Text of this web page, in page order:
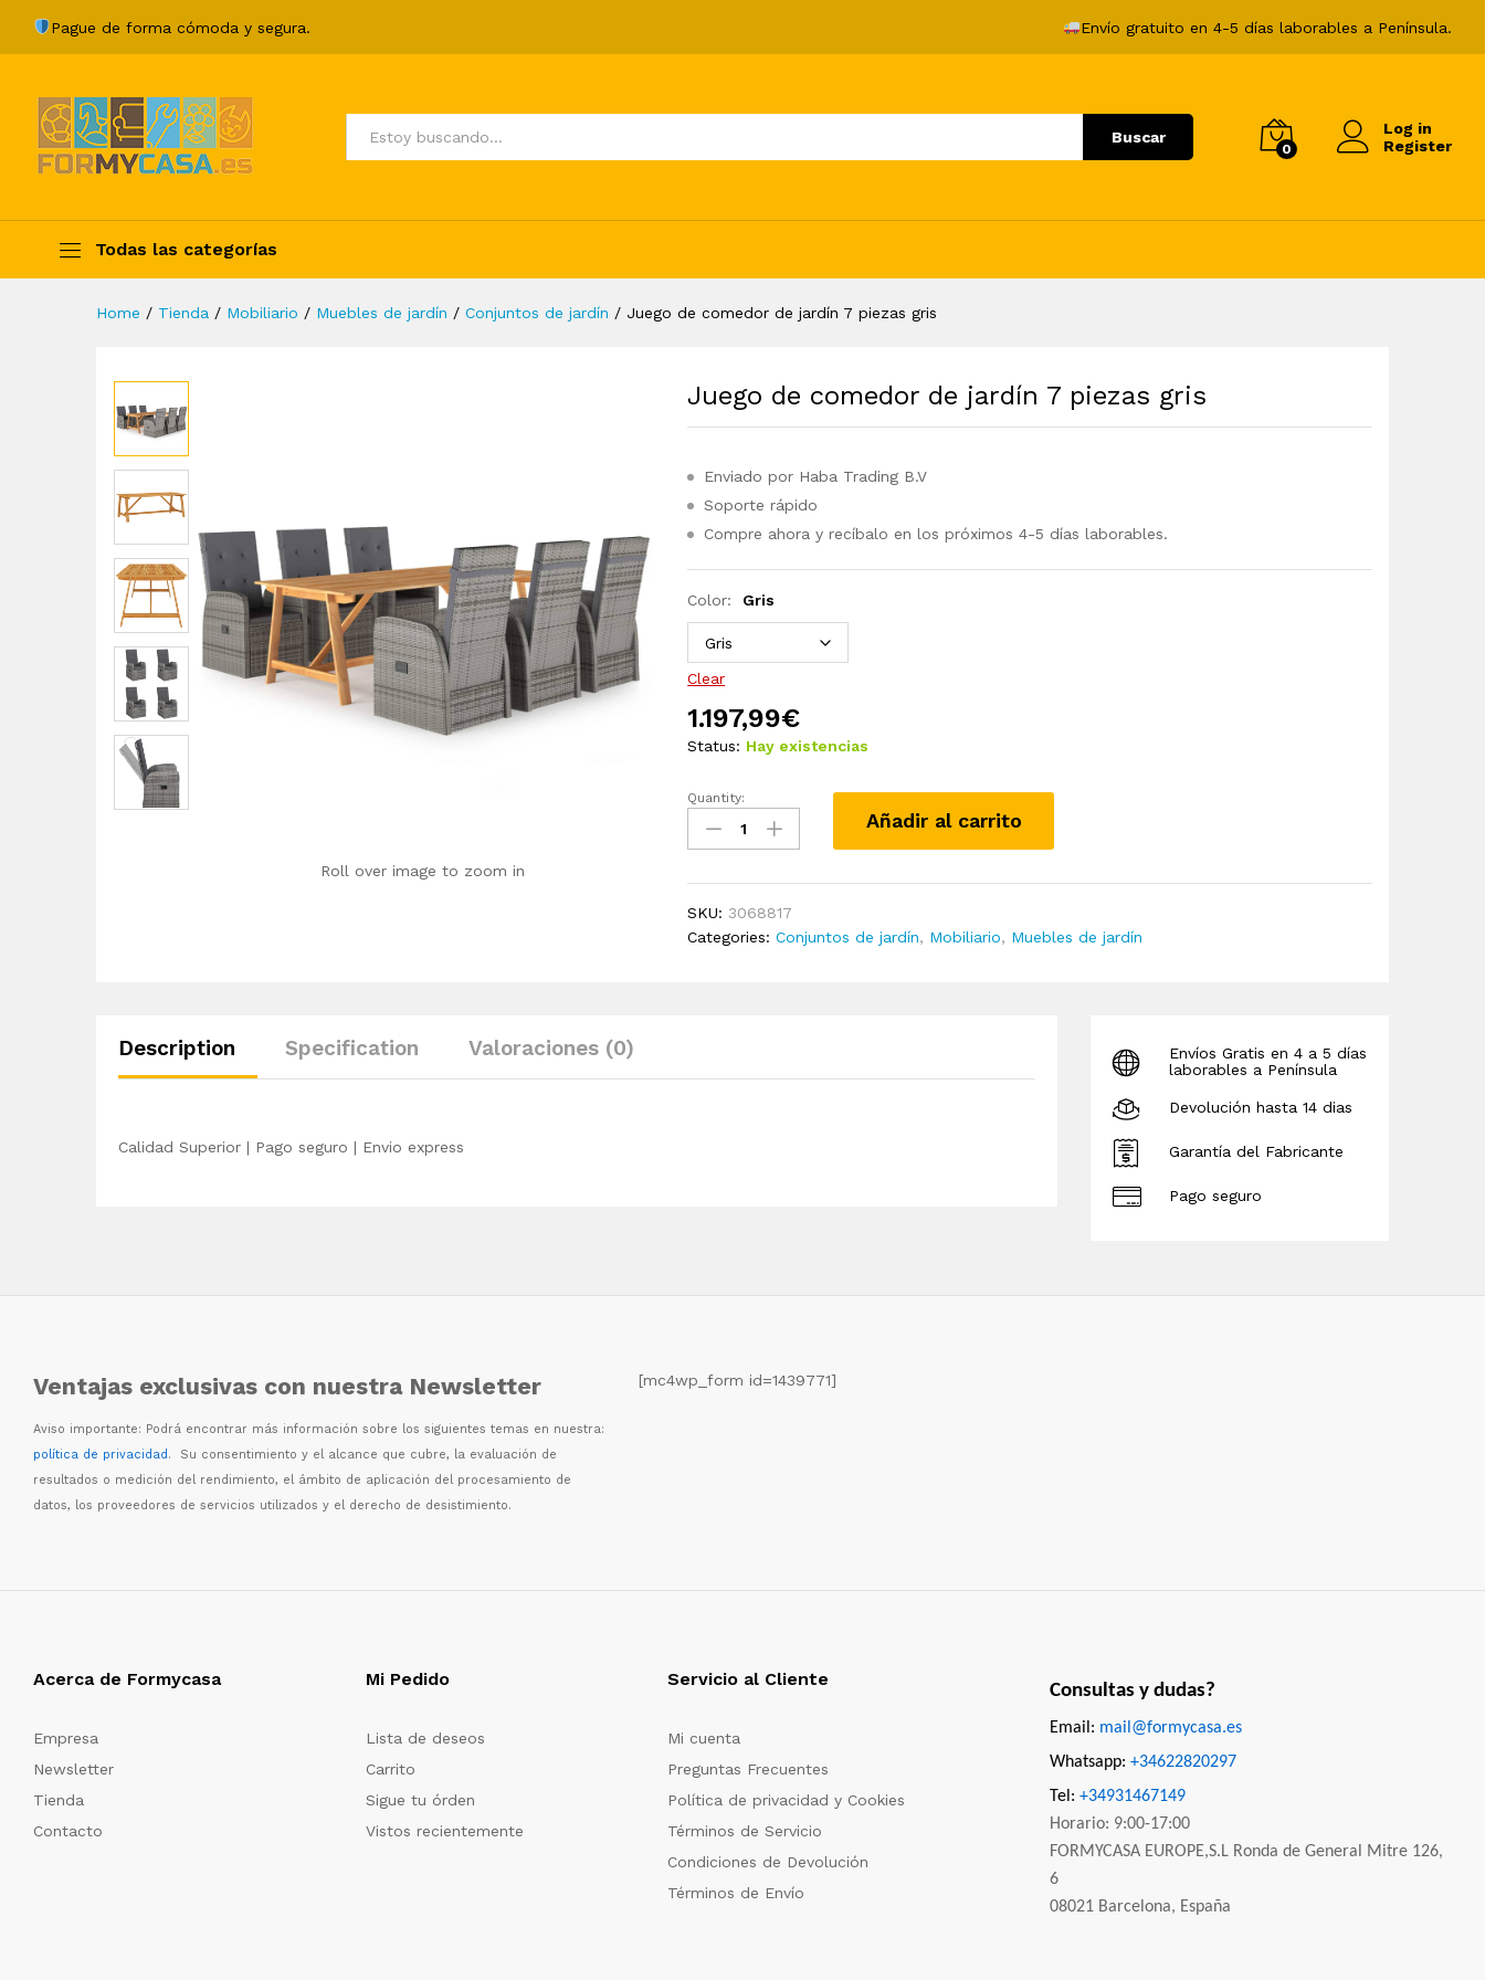
Pague de forma cómoda y segura. Envío gratuito en 4-5 días laborables a Península.
Todos Buscar
0
Log in
Register
Todas las categorías
Producto para mascotas
y animales
Home / Tienda / Mobiliario / Muebles de jardín / Conjuntos de jardín / Juego de comedor de jardín 7 piezas gris
Roll over image to zoom in
Juego de comedor de jardín 7 piezas gris
Enviado por Haba Trading B.V
Soporte rápido
Compre ahora y recíbalo en los próximos 4-5 días laborables.
Color: Gris
Clear
1.197,99€
Status: Hay existencias
Juego
comedor
7
piezas
Quantity:
Añadir al carrito
SKU:3068817
Categories:Conjuntos de jardín, Mobiliario, Muebles de jardín
Description Specification Valoraciones (0)
Calidad Superior | Pago seguro | Envio express
Envíos Gratis en 4 a 5 días
laborables a Península
Devolución hasta 14 dias
Garantía del Fabricante
Pago seguro
Ventajas exclusivas con nuestra Newsletter
Aviso importante: Podrá encontrar más información sobre los siguientes temas en nuestra:
política de privacidad. Su consentimiento y el alcance que cubre, la evaluación de
resultados o medición del rendimiento, el ámbito de aplicación del procesamiento de
datos, los proveedores de servicios utilizados y el derecho de desistimiento.
[mc4wp_form id=1439771]
Acerca de Formycasa
Empresa
Newsletter
Tienda
Contacto
Mi Pedido
Lista de deseos
Carrito
Sigue tu órden
Vistos recientemente
Servicio al Cliente
Mi cuenta
Preguntas Frecuentes
Política de privacidad y Cookies
Términos de Servicio
Condiciones de Devolución
Términos de Envío
Consultas y dudas?
Email: mail@formycasa.es
Whatsapp: +34622820297
Tel: +34931467149
Horario: 9:00-17:00
FORMYCASA EUROPE,S.L Ronda de General Mitre 126,
6
08021 Barcelona, España
Description Specification
1.197,99€ Añadir al carrito